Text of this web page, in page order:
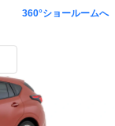
360°ショールームへ